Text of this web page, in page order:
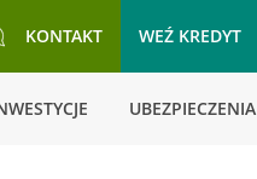
KONTAKT WEŹ KREDYT
UBEZPIECZENIA